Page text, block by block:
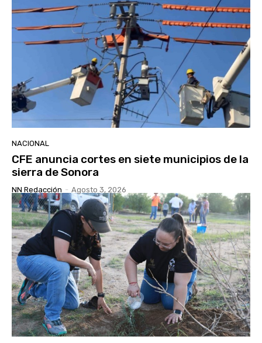
NACIONAL
CFE anuncia cortes en siete municipios de la
sierra de Sonora
NN Redacción - Agosto 3, 2026